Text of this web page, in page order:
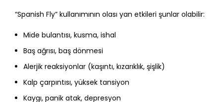
“Spanish Fly” kullanımının olası yan etkileri şunlar olabilir:
Mide bulantısı, kusma, ishal
Baş ağrısı, baş dönmesi
Alerjik reaksiyonlar (kaşıntı, kızarıklık, şişlik)
Kalp çarpıntısı, yüksek tansiyon
Kaygı, panik atak, depresyon